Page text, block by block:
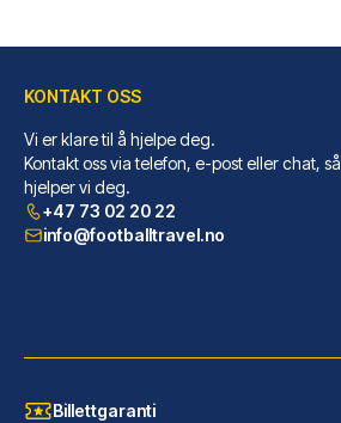
Harrods Room
Velger du Harrods Room bor du ...
LES MER OM HOTELLET
KONTAKT OSS
Vi er klare til å hjelpe deg.
Kontakt oss via telefon, e-post eller chat, så
hjelper vi deg.
+47 73 02 20 22
info@footballtravel.no
Billettgaranti